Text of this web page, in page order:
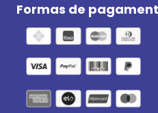
Formas de